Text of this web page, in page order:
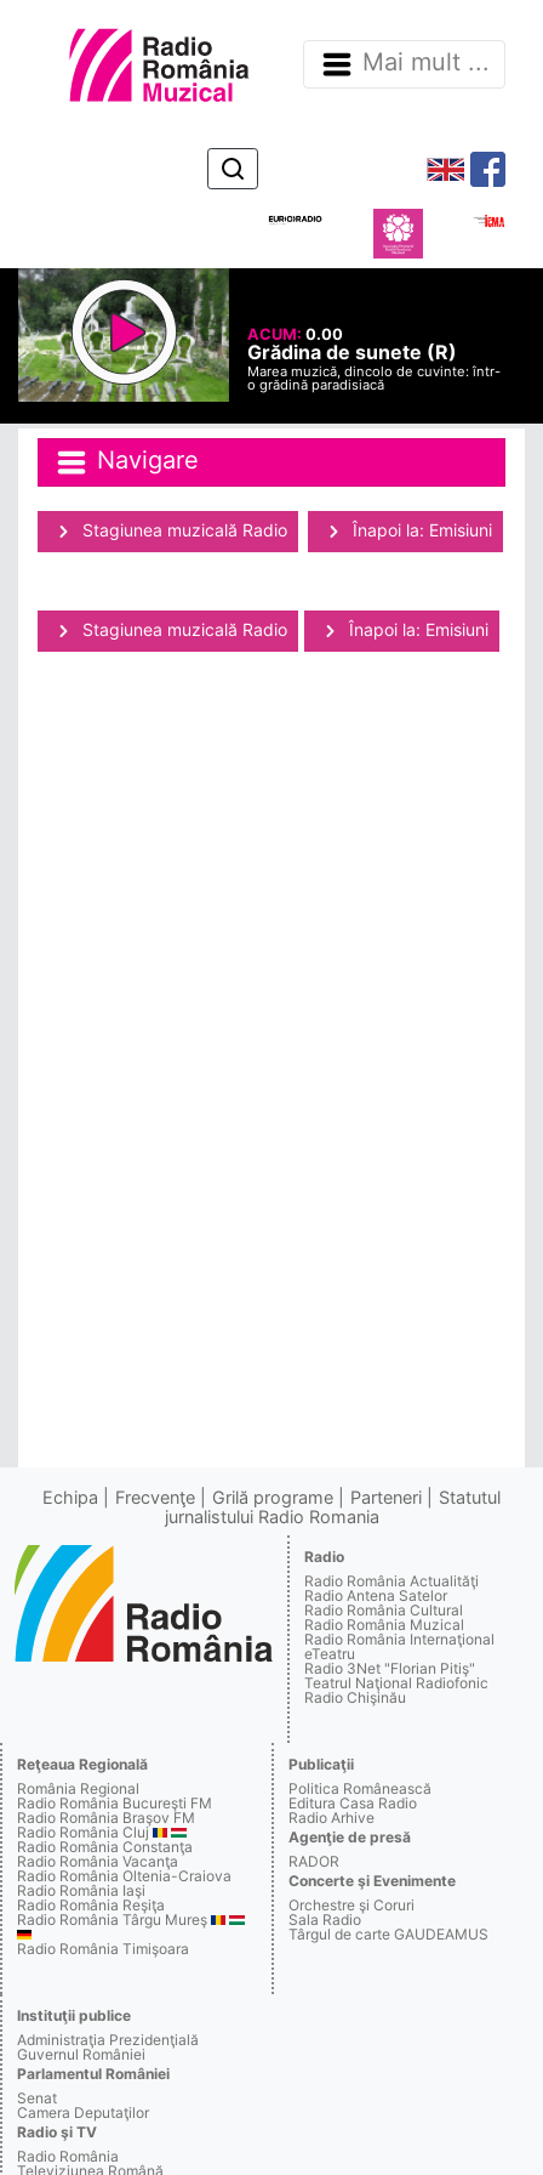
Mai mult ...
ACUM:0.00
Grădina de sunete (R)
Marea muzică, dincolo de cuvinte: într-
o grădină paradisiacă
Navigare
Stagiunea muzicală Radio Înapoi la: Emisiuni
Stagiunea muzicală Radio Înapoi la: Emisiuni
Echipa Frecvenţe Grilă programe Parteneri
Statutul
jurnalistului Radio Romania
Radio
Radio România Actualităţi
Radio Antena Satelor
Radio România Cultural
Radio România Muzical
Radio România Internaţional
eTeatru
Radio 3Net "Florian Pitiş"
Teatrul Naţional Radiofonic
Radio Chişinău
Reţeaua Regională
România Regional
Radio România Bucureşti FM
Radio România Braşov FM
Radio România Cluj
Radio România Constanţa
Radio România Vacanţa
Radio România Oltenia-Craiova
Radio România Iaşi
Radio România Reşiţa
Radio România Târgu Mureş
Radio România Timişoara
Publicaţii
Politica Românească
Editura Casa Radio
Radio Arhive
Agenţie de presă
RADOR
Concerte şi Evenimente
Orchestre şi Coruri
Sala Radio
Târgul de carte GAUDEAMUS
Instituţii publice
Administraţia Prezidenţială
Guvernul României
Parlamentul României
Senat
Camera Deputaţilor
Radio şi TV
Radio România
Televiziunea Română